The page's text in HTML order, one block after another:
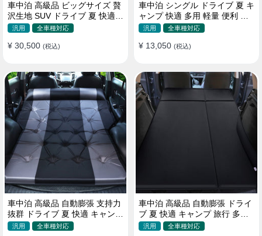
車中泊 高級品 ビッグサイズ 贅
沢生地 SUV ドライブ 夏 快適
キャンプ 旅行 収納便利 エアー
汎用 全車種対応
¥ 30,500 (税込)
車中泊 シングル ドライブ 夏 キ
ャンプ 快適 多用 軽量 便利 省
スペース 旅行 エアーベッド
汎用 全車種対応
¥ 13,050 (税込)
車中泊 高級品 自動膨張 支持力
抜群 ドライブ 夏 快適 キャンプ
旅行 省スペース エアーベッド
汎用 全車種対応
車中泊 高級品 自動膨張 ドライ
ブ 夏 快適 キャンプ 旅行 多用
取付簡単 収納便利 エアーベッ
汎用 全車種対応